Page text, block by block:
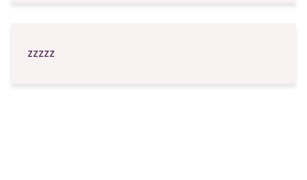
zzzzz